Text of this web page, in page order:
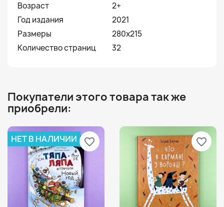
Возраст
2+
Год издания
2021
Размеры
280х215
Количество страниц
32
Покупатели этого товара так же
приобрели:
НЕТ В НАЛИЧИИ favorite_border favorite_border